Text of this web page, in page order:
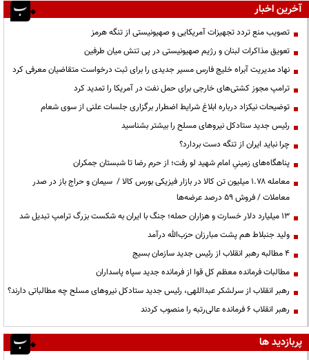
آخرین اخبار
تصویب منع تردد تجهیزات آمریکایی و صهیونیستی از تنگه هرمز
تعویق مذاکرات لبنان و رژیم صهیونیستی در پی تنش میان طرفین
نهاد مدیریت آبراه خلیج فارس مسیر جدیدی را برای ثبت درخواست متقاضیان معرفی کرد
ترامپ مجوز کشتی‌های خارجی برای حمل نفت در آمریکا را تمدید کرد
توضیحات نیکزاد درباره ابلاغ شرایط اضطرار برگزاری جلسات علنی از سوی شعام
رئیس جدید ستادکل نیروهای مسلح را بیشتر بشناسید
چرا نباید ایران از تنگه دست بردارد؟
پناهگاه‌های زمینیِ امام شهید لو رفت؛ از حرم رضا تا شبستان جمکران
معامله ۱.۷۸ میلیون تن کالا در بازار فیزیکی بورس کالا / سیمان و حراج باز در صدر
معاملات / فروش ۵۹ درصد عرضه‌ها
۱۳ میلیارد دلار خسارت و هزاران حمله؛ جنگ با ایران به شکست بزرگ ترامپ تبدیل شد
ولید جنبلاط هم پشت مبارزان حزب‌الله درآمد
۴ مطالبه رهبر انقلاب از رئیس جدید سازمان بسیج
مطالبات فرمانده معظم کل قوا از فرمانده جدید سپاه پاسداران
رهبر انقلاب از سرلشکر عبداللهی، رئیس جدید ستادکل نیروهای مسلح چه مطالباتی دارند؟
رهبر انقلاب ۶ فرمانده عالی‌رتبه را منصوب کردند
پربازدید ها